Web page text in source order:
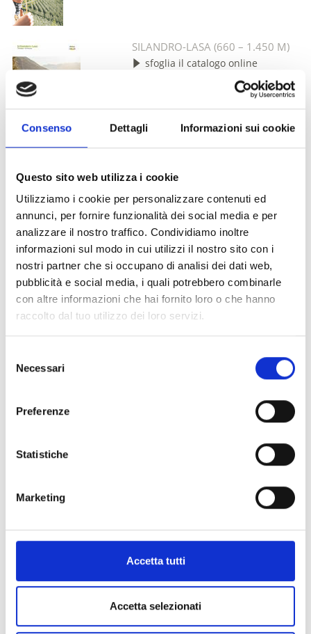
Consenso Dettagli Informazioni sui cookie
Questo sito web utilizza i cookie
Utilizziamo i cookie per personalizzare contenuti ed
annunci, per fornire funzionalità dei social media e per
analizzare il nostro traffico. Condividiamo inoltre
informazioni sul modo in cui utilizzi il nostro sito con i
nostri partner che si occupano di analisi dei dati web,
pubblicità e social media, i quali potrebbero combinarle
con altre informazioni che hai fornito loro o che hanno
raccolto dal tuo utilizzo dei loro servizi.
delNecessari
Preferenze
Statistiche
Marketing
Accetta tutti
Accetta selezionati
SILANDRO-LASA (660 – 1.450 M)
sfoglia il catalogo online
download (5,03 MB)
Informazioni per la vostra vacanza nella Val Venosta
Qui trovate altre informazioni per la vostra vacanza nella Val
Venosta
MAPPA ESTIVA DELLA VAL
VENOSTA
sfoglia il catalogo online
ordina per posta
Altri link interessanti